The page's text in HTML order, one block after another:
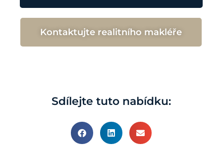
Kontaktujte realitního makléře
Sdílejte tuto nabídku: